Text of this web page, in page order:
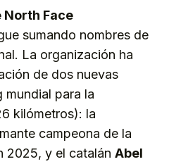
North Face
sumando nombres de
La organización ha
de dos nuevas
mundial para la
kilómetros): la
campeona de la
2025, y el catalán Abel